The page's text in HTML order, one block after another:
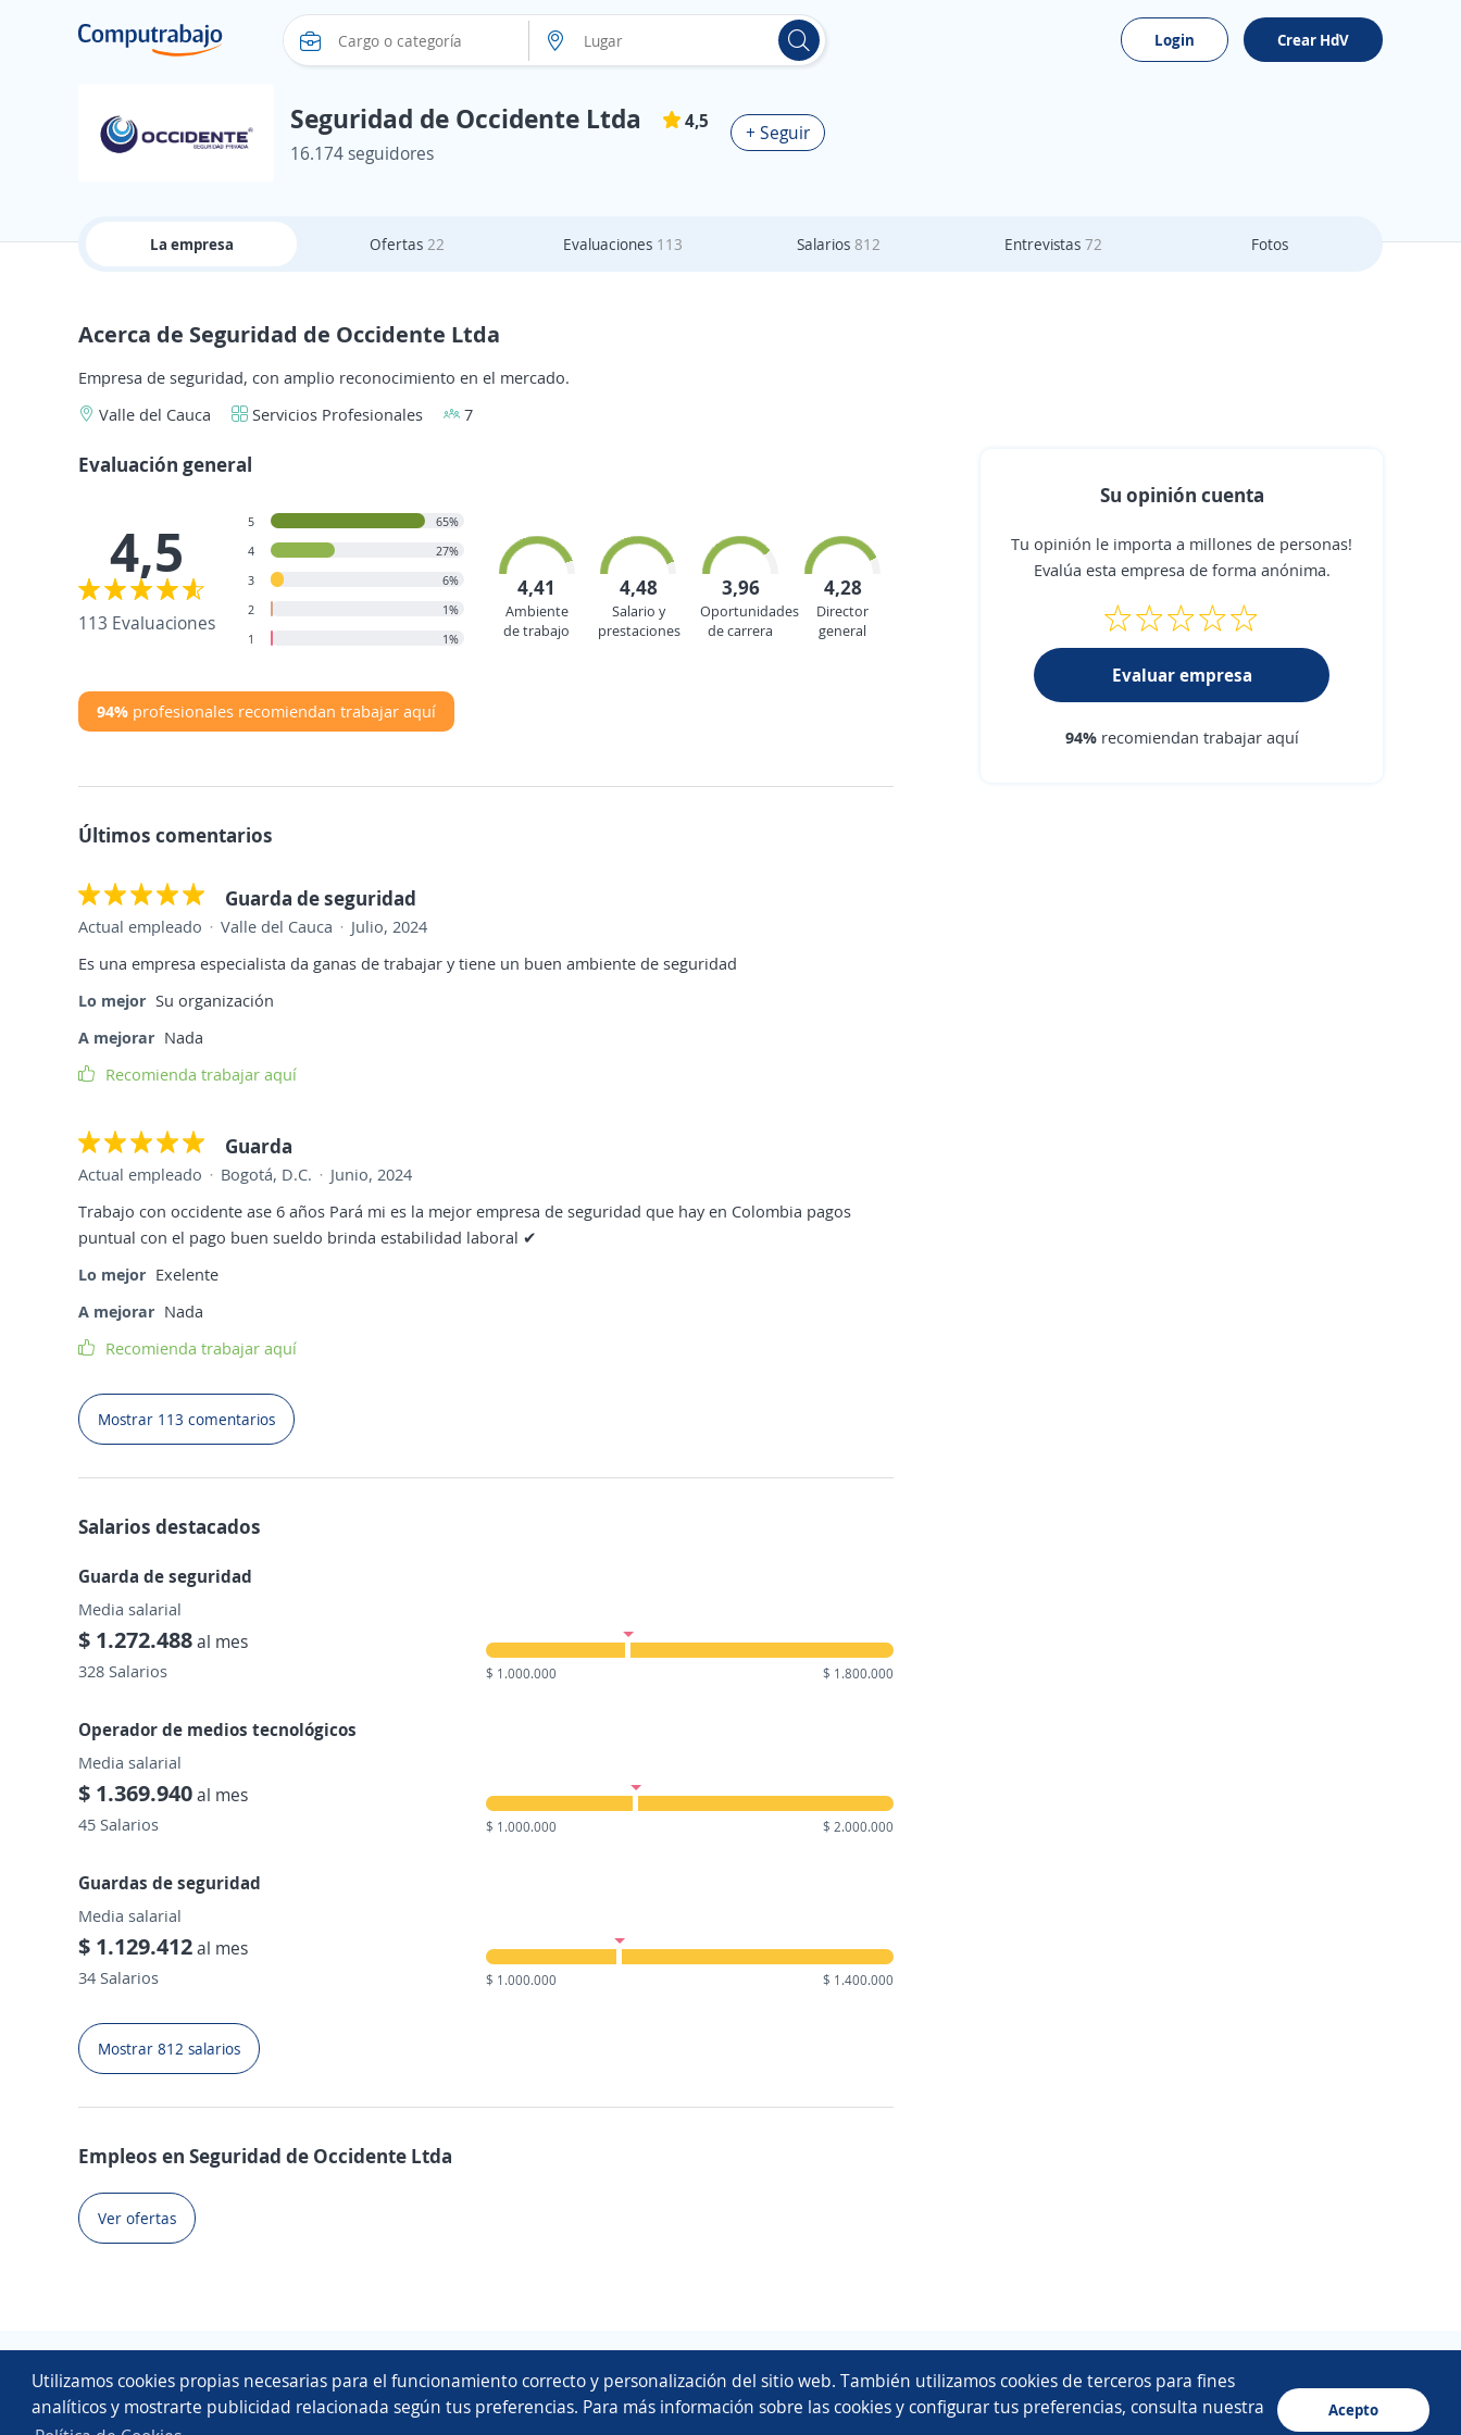
Utilizamos cookies propias necesarias para el funcionamiento correcto y personalización del sitio web. También utilizamos cookies de terceros para fines
analíticos y mostrarte publicidad relacionada según tus preferencias. Para más información sobre las cookies y configurar tus preferencias, consulta nuestra
Acepto
Login Crear HdV
Seguridad de Occidente Ltda
4,5
16.174 seguidores
+ Seguir
La empresa Ofertas 22 Evaluaciones 113 Salarios 812 Entrevistas72 Fotos
Acerca de Seguridad de Occidente Ltda
Empresa de seguridad, con amplio reconocimiento en el mercado.
Valle del Cauca
Servicios Profesionales 7
Evaluación general
4,5
113 Evaluaciones
5
65%
4
27%
3
6%
2
1%
1
1%
4,41
Ambiente
de trabajo
4,48
Salario y
prestaciones
3,96
Oportunidades
de carrera
4,28
Director
general
94% profesionales recomiendan trabajar aquí
Últimos comentarios
Guarda de seguridad
Actual empleado Valle del Cauca
Julio, 2024
Es una empresa especialista da ganas de trabajar y tiene un buen ambiente de seguridad
Lo mejor Su organización
A mejorar Nada
Recomienda trabajar aquí
Guarda
Actual empleado Bogotá, D.C.
Junio, 2024
Trabajo con occidente ase 6 años Pará mi es la mejor empresa de seguridad que hay en Colombia pagos
puntual con el pago buen sueldo brinda estabilidad laboral ✔
Lo mejor Exelente
A mejorar Nada
Recomienda trabajar aquí
Mostrar 113 comentarios
Salarios destacados
Guarda de seguridad
Media salarial
$ 1.272.488al mes
328 Salarios $ 1.000.000 $ 1.800.000
Operador de medios tecnológicos
Media salarial
$ 1.369.940al mes
45 Salarios $ 1.000.000 $ 2.000.000
Guardas de seguridad
Media salarial
$ 1.129.412al mes
34 Salarios $ 1.000.000 $ 1.400.000
Mostrar 812 salarios
Empleos en Seguridad de Occidente Ltda
Ver ofertas
Su opinión cuenta
Tu opinión le importa a millones de personas!
Evalúa esta empresa de forma anónima.
Evaluar empresa
94%recomiendan trabajar aquí
Aviso legal/privacidad